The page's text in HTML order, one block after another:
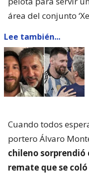
área del conjunto
Lee también...
Cuando todos
portero Álvaro
chileno
remate que se